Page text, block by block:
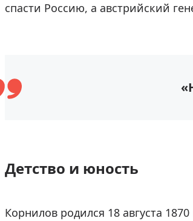
спасти Россию, а австрийский
Детство и юность
Корнилов родился 18 августа